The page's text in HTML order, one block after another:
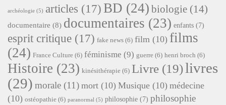
archéologie (5) articles (17) BD (24) biologie (14)
documentaire (8) documentaires (23) enfants (7)
esprit critique (17) fake news (6) film (10) films
(24) France Culture (6) féminisme (9) guerre (6) henri broch (6)
Histoire (23) kinésithérapie (6) Livre (19)livres
(29) morale (11) mort (10) Musique (10) médecine
(10) ostéopathie (6) paranormal (5) philosophie (7) philosophie